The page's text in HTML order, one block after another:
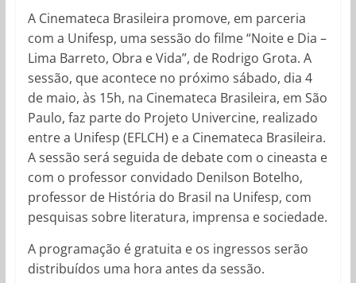
A Cinemateca Brasileira promove, em parceria
com a Unifesp, uma sessão do filme “Noite e Dia –
Lima Barreto, Obra e Vida”, de Rodrigo Grota. A
sessão, que acontece no próximo sábado, dia 4
de maio, às 15h, na Cinemateca Brasileira, em São
Paulo, faz parte do Projeto Univercine, realizado
entre a Unifesp (EFLCH) e a Cinemateca Brasileira.
A sessão será seguida de debate com o cineasta e
com o professor convidado Denilson Botelho,
professor de História do Brasil na Unifesp, com
pesquisas sobre literatura, imprensa e sociedade.
A programação é gratuita e os ingressos serão
distribuídos uma hora antes da sessão.